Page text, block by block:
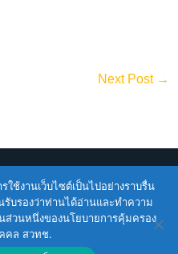
Next Post →
| Powered byENTEC
|NSTDA Website
Policy
ใช้งานเว็บไซต์เป็นไปอย่างราบรื่น
บรองว่าท่านได้อ่านและทำความ
ส่วนหนึ่งของนโยบายการคุ้มครอง
คล สวทช.